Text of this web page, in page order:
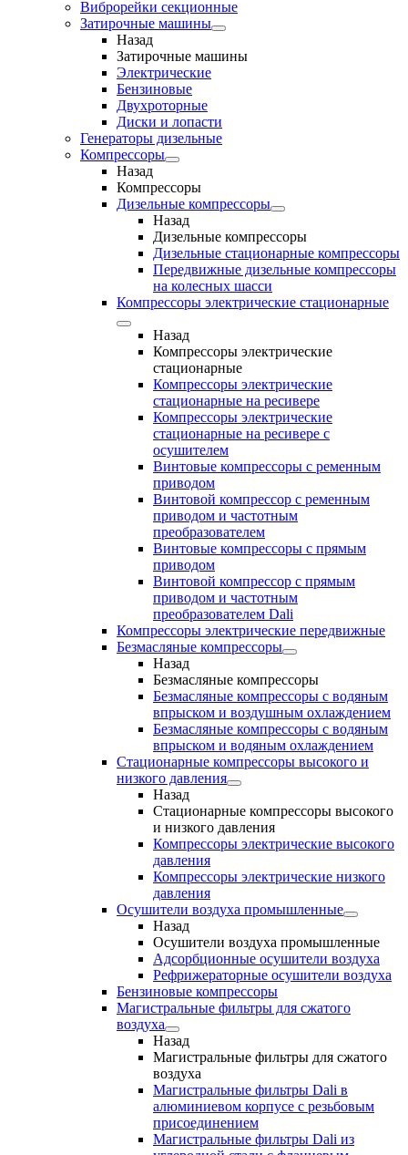
Виброрейки секционные
Затирочные машины
Назад
Затирочные машины
Электрические
Бензиновые
Двухроторные
Диски и лопасти
Генераторы дизельные
Компрессоры
Назад
Компрессоры
Дизельные компрессоры
Назад
Дизельные компрессоры
Дизельные стационарные компрессоры
Передвижные дизельные компрессоры
на колесных шасси
Компрессоры электрические стационарные
Назад
Компрессоры электрические
стационарные
Компрессоры электрические
стационарные на ресивере
Компрессоры электрические
стационарные на ресивере с
осушителем
Винтовые компрессоры с ременным
приводом
Винтовой компрессор с ременным
приводом и частотным
преобразователем
Винтовые компрессоры с прямым
приводом
Винтовой компрессор с прямым
приводом и частотным
преобразователем Dali
Компрессоры электрические передвижные
Безмасляные компрессоры
Назад
Безмасляные компрессоры
Безмасляные компрессоры с водяным
впрыском и воздушным охлаждением
Безмасляные компрессоры с водяным
впрыском и водяным охлаждением
Стационарные компрессоры высокого и
низкого давления
Назад
Стационарные компрессоры высокого
и низкого давления
Компрессоры электрические высокого
давления
Компрессоры электрические низкого
давления
Осушители воздуха промышленные
Назад
Осушители воздуха промышленные
Адсорбционные осушители воздуха
Рефрижераторные осушители воздуха
Бензиновые компрессоры
Магистральные фильтры для сжатого
воздуха
Назад
Магистральные фильтры для сжатого
воздуха
Магистральные фильтры Dali в
алюминиевом корпусе с резьбовым
присоединением
Магистральные фильтры Dali из